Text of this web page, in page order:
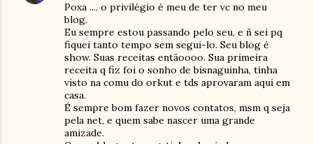
Poxa .... o privilégio é meu de ter vc no meu
blog.
Eu sempre estou passando pelo seu, e ñ sei pq
fiquei tanto tempo sem segui-lo. Seu blog é
show. Suas receitas entãoooo. Sua primeira
receita q fiz foi o sonho de bisnaguinha, tinha
visto na comu do orkut e tds aprovaram aqui em
casa.
É sempre bom fazer novos contatos, msm q seja
pela net, e quem sabe nascer uma grande
amizade.